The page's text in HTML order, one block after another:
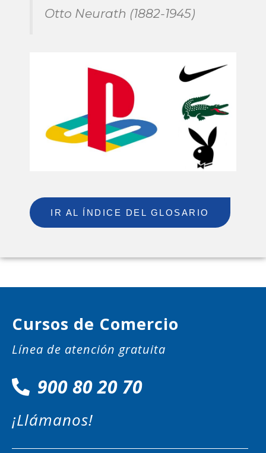
Otto Neurath (1882-1945)
IR AL ÍNDICE DEL GLOSARIO
Cursos de Comercio
Línea de atención gratuita
900 80 20 70
¡Llámanos!